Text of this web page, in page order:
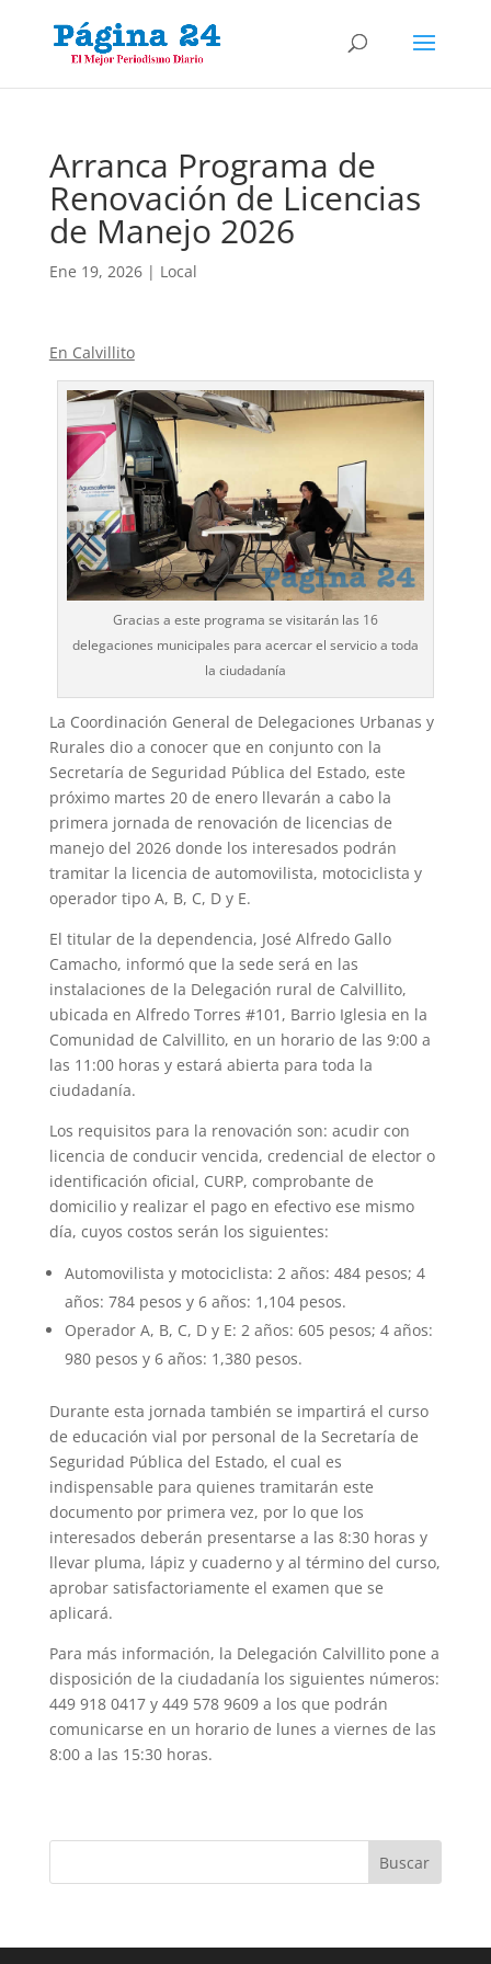
Arranca Programa de
Renovación de Licencias
de Manejo 2026
Ene 19, 2026| Local
En Calvillito
Gracias a este programa se visitarán las 16
delegaciones municipales para acercar el servicio a toda
la ciudadanía
La Coordinación General de Delegaciones Urbanas y
Rurales dio a conocer que en conjunto con la
Secretaría de Seguridad Pública del Estado, este
próximo martes 20 de enero llevarán a cabo la
primera jornada de renovación de licencias de
manejo del 2026 donde los interesados podrán
tramitar la licencia de automovilista, motociclista y
operador tipo A, B, C, D y E.
El titular de la dependencia, José Alfredo Gallo
Camacho, informó que la sede será en las
instalaciones de la Delegación rural de Calvillito,
ubicada en Alfredo Torres #101, Barrio Iglesia en la
Comunidad de Calvillito, en un horario de las 9:00 a
las 11:00 horas y estará abierta para toda la
ciudadanía.
Los requisitos para la renovación son: acudir con
licencia de conducir vencida, credencial de elector o
identificación oficial, CURP, comprobante de
domicilio y realizar el pago en efectivo ese mismo
día, cuyos costos serán los siguientes:
Automovilista y motociclista: 2 años: 484 pesos; 4
años: 784 pesos y 6 años: 1,104 pesos.
Operador A, B, C, D y E: 2 años: 605 pesos; 4 años:
980 pesos y 6 años: 1,380 pesos.
Durante esta jornada también se impartirá el curso
de educación vial por personal de la Secretaría de
Seguridad Pública del Estado, el cual es
indispensable para quienes tramitarán este
documento por primera vez, por lo que los
interesados deberán presentarse a las 8:30 horas y
llevar pluma, lápiz y cuaderno y al término del curso,
aprobar satisfactoriamente el examen que se
aplicará.
Para más información, la Delegación Calvillito pone a
disposición de la ciudadanía los siguientes números:
449 918 0417 y 449 578 9609 a los que podrán
comunicarse en un horario de lunes a viernes de las
8:00 a las 15:30 horas.
Buscar